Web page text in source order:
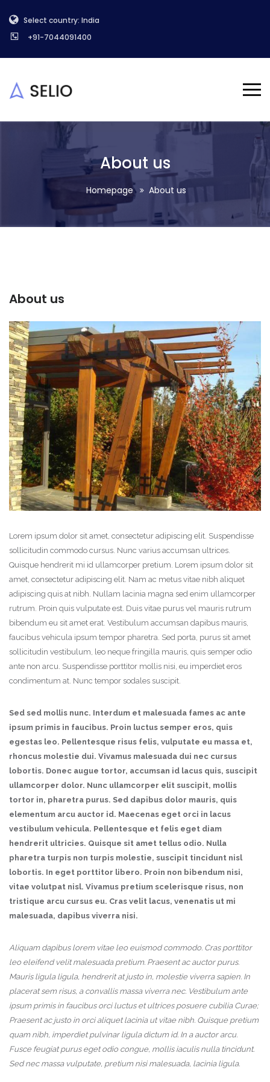
Select country: India
+91-7044091400
About us
Homepage About us
About us
Lorem ipsum dolor sit amet, consectetur adipiscing elit. Suspendisse
sollicitudin commodo cursus. Nunc varius accumsan ultrices.
Quisque hendrerit mi id ullamcorper pretium. Lorem ipsum dolor sit
amet, consectetur adipiscing elit. Nam ac metus vitae nibh aliquet
adipiscing quis at nibh. Nullam lacinia magna sed enim ullamcorper
rutrum. Proin quis vulputate est. Duis vitae purus vel mauris rutrum
bibendum eu sit amet erat. Vestibulum accumsan dapibus mauris,
faucibus vehicula ipsum tempor pharetra. Sed porta, purus sit amet
sollicitudin vestibulum, leo neque fringilla mauris, quis semper odio
ante non arcu. Suspendisse porttitor mollis nisi, eu imperdiet eros
condimentum at. Nunc tempor sodales suscipit.
Sed sed mollis nunc. Interdum et malesuada fames ac ante
ipsum primis in faucibus. Proin luctus semper eros, quis
egestas leo. Pellentesque risus felis, vulputate eu massa et,
rhoncus molestie dui. Vivamus malesuada dui nec cursus
lobortis. Donec augue tortor, accumsan id lacus quis, suscipit
ullamcorper dolor. Nunc ullamcorper elit suscipit, mollis
tortor in, pharetra purus. Sed dapibus dolor mauris, quis
elementum arcu auctor id. Maecenas eget orci in lacus
vestibulum vehicula. Pellentesque et felis eget diam
hendrerit ultricies. Quisque sit amet tellus odio. Nulla
pharetra turpis non turpis molestie, suscipit tincidunt nisl
lobortis. In eget porttitor libero. Proin non bibendum nisi,
vitae volutpat nisl. Vivamus pretium scelerisque risus, non
tristique arcu cursus eu. Cras velit lacus, venenatis ut mi
malesuada, dapibus viverra nisi.
Aliquam dapibus lorem vitae leo euismod commodo. Cras porttitor
leo eleifend velit malesuada pretium. Praesent ac auctor purus.
Mauris ligula ligula, hendrerit at justo in, molestie viverra sapien. In
placerat sem risus, a convallis massa viverra nec. Vestibulum ante
ipsum primis in faucibus orci luctus et ultrices posuere cubilia Curae;
Praesent ac justo in orci aliquet lacinia ut vitae nibh. Quisque pretium
quam nibh, imperdiet pulvinar ligula dictum id. In a auctor arcu.
Fusce feugiat purus eget odio congue, mollis iaculis nulla tincidunt.
Sed nec massa vulputate, pretium nisi malesuada, lacinia ligula.